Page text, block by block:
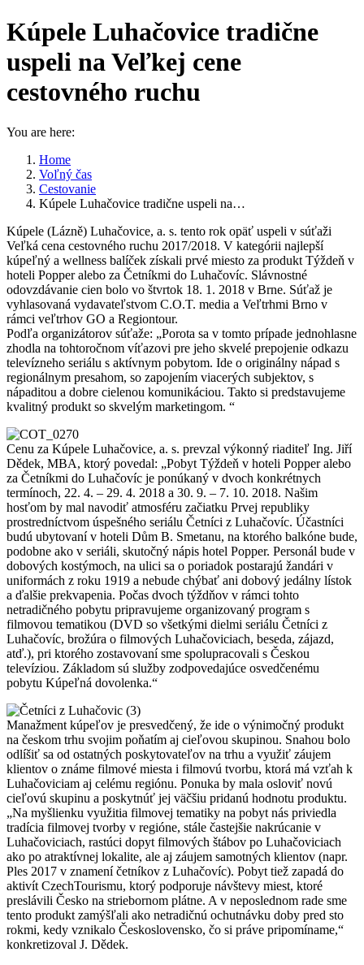
Kúpele Luhačovice tradične
uspeli na Veľkej cene
cestovného ruchu
You are here:
Home
Voľný čas
Cestovanie
Kúpele Luhačovice tradične uspeli na…
Kúpele (Lázně) Luhačovice, a. s. tento rok opäť uspeli v súťaži
Veľká cena cestovného ruchu 2017/2018. V kategórii najlepší
kúpeľný a wellness balíček získali prvé miesto za produkt Týždeň v
hoteli Popper alebo za Četníkmi do Luhačovíc. Slávnostné
odovzdávanie cien bolo vo štvrtok 18. 1. 2018 v Brne. Súťaž je
vyhlasovaná vydavateľstvom C.O.T. media a Veľtrhmi Brno v
rámci veľtrhov GO a Regiontour.
Podľa organizátorov súťaže: „Porota sa v tomto prípade jednohlasne
zhodla na tohtoročnom víťazovi pre jeho skvelé prepojenie odkazu
televízneho seriálu s aktívnym pobytom. Ide o originálny nápad s
regionálnym presahom, so zapojením viacerých subjektov, s
nápaditou a dobre cielenou komunikáciou. Takto si predstavujeme
kvalitný produkt so skvelým marketingom. “
Cenu za Kúpele Luhačovice, a. s. prevzal výkonný riaditeľ Ing. Jiří
Dědek, MBA, ktorý povedal: „Pobyt Týždeň v hoteli Popper alebo
za Četníkmi do Luhačovíc je ponúkaný v dvoch konkrétnych
termínoch, 22. 4. – 29. 4. 2018 a 30. 9. – 7. 10. 2018. Našim
hosťom by mal navodiť atmosféru začiatku Prvej republiky
prostredníctvom úspešného seriálu Četníci z Luhačovíc. Účastníci
budú ubytovaní v hoteli Dům B. Smetanu, na ktorého balkóne bude,
podobne ako v seriáli, skutočný nápis hotel Popper. Personál bude v
dobových kostýmoch, na ulici sa o poriadok postarajú žandári v
uniformách z roku 1919 a nebude chýbať ani dobový jedálny lístok
a ďalšie prekvapenia. Počas dvoch týždňov v rámci tohto
netradičného pobytu pripravujeme organizovaný program s
filmovou tematikou (DVD so všetkými dielmi seriálu Četníci z
Luhačovíc, brožúra o filmových Luhačoviciach, beseda, zájazd,
atď.), pri ktorého zostavovaní sme spolupracovali s Českou
televíziou. Základom sú služby zodpovedajúce osvedčenému
pobytu Kúpeľná dovolenka.“
Manažment kúpeľov je presvedčený, že ide o výnimočný produkt
na českom trhu svojim poňatím aj cieľovou skupinou. Snahou bolo
odlíšiť sa od ostatných poskytovateľov na trhu a využiť záujem
klientov o známe filmové miesta i filmovú tvorbu, ktorá má vzťah k
Luhačoviciam aj celému regiónu. Ponuka by mala osloviť novú
cieľovú skupinu a poskytnúť jej väčšiu pridanú hodnotu produktu.
„Na myšlienku využitia filmovej tematiky na pobyt nás priviedla
tradícia filmovej tvorby v regióne, stále častejšie nakrúcanie v
Luhačoviciach, rastúci dopyt filmových štábov po Luhačoviciach
ako po atraktívnej lokalite, ale aj záujem samotných klientov (napr.
Ples 2017 v znamení četníkov z Luhačovíc). Pobyt tiež zapadá do
aktivít CzechTourismu, ktorý podporuje návštevy miest, ktoré
preslávili Česko na striebornom plátne. A v neposlednom rade sme
tento produkt zamýšľali ako netradičnú ochutnávku doby pred sto
rokmi, kedy vznikalo Československo, čo si práve pripomíname,“
konkretizoval J. Dědek.